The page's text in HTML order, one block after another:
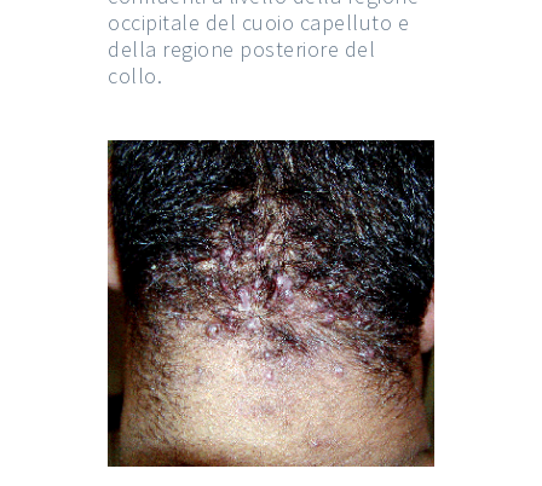
occipitale del cuoio capelluto e
della regione posteriore del
collo.